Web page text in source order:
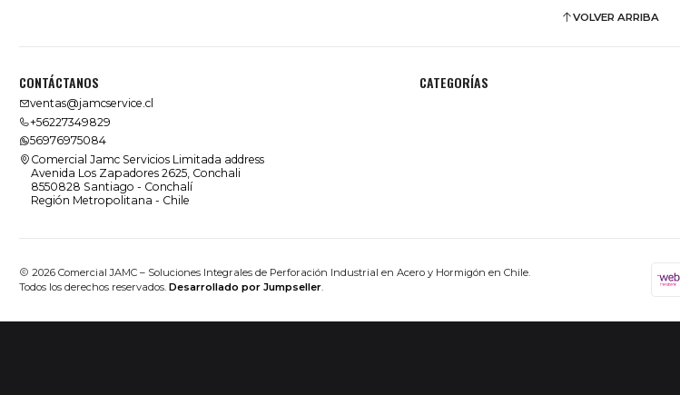
VOLVER ARRIBA
CONTÁCTANOS
ventas@jamcservice.cl
+56227349829
56976975084
Comercial Jamc Servicios Limitada address
Avenida Los Zapadores 2625, Conchali
8550828 Santiago - Conchalí
Región Metropolitana - Chile
CATEGORÍAS
2026 Comercial JAMC – Soluciones Integrales de Perforación Industrial en Acero y Hormigón en Chile.
Todos los derechos reservados. Desarrollado por Jumpseller.